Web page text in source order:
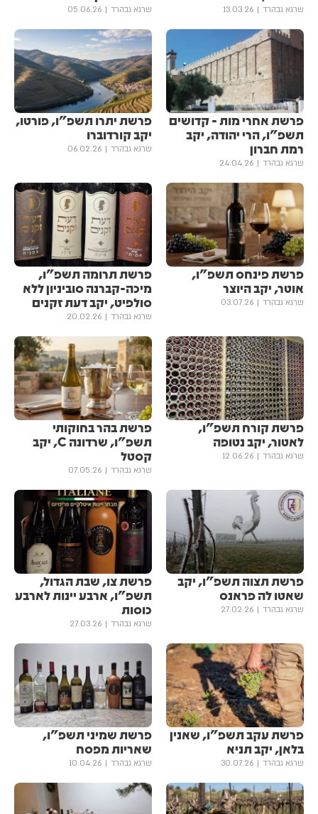
שרגא גבהרד 13.03.26 שרגא גבהרד 05.06.26
פרשת אחרי מות - קדושים
תשפ"ו, הרי יהודה, יקב
רמת חברון
שרגא גבהרד 24.04.26
פרשת יתרו תשפ"ו, פורטו,
יקב קורדוברו
שרגא גבהרד 06.02.26
פרשת פינחס תשפ"ו,
אוטר, יקב היוצר
שרגא גבהרד 03.07.26
פרשת תרומה תשפ"ו,
מיכה-קברנה סוביניון ללא
סולפיט, יקב דעת זקנים
שרגא גבהרד 20.02.26
פרשת קורח תשפ"ו,
לאטור, יקב נטופה
שרגא גבהרד 12.06.26
פרשת בהר בחוקותי
תשפ"ו, שרדונה C, יקב
קסטל
שרגא גבהרד 07.05.26
פרשת תצוה תשפ"ו, יקב
שאטו לה פראנס
שרגא גבהרד 27.02.26
פרשת צו, שבת הגדול,
תשפ"ו, ארבע יינות לארבע
כוסות
שרגא גבהרד 27.03.26
פרשת עקב תשפ"ו, שאנין
בלאן, יקב תניא
שרגא גבהרד 30.07.26
פרשת שמיני תשפ"ו,
שאריות מפסח
שרגא גבהרד 10.04.26